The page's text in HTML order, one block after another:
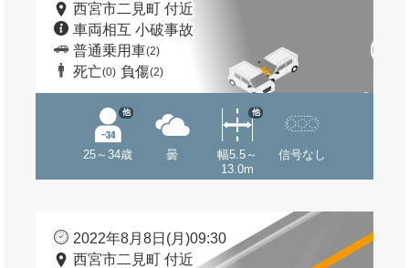
西宮市二見町 付近
車両相互 小破事故
普通乗用車(2)
死亡(0) 負傷(2)
25～34歳
他
曇
幅5.5～
13.0m
他
信号なし
2022年8月8日(月)09:30
西宮市二見町 付近